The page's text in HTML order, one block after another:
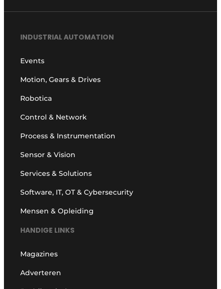
INDUSTRIAL AUTOMATION
Events
Motion, Gears & Drives
Robotica
Control & Network
Process & Instrumentation
Sensor & Vision
Services & Solutions
Software, IT, OT & Cybersecurity
Mensen & Opleiding
HANDIGE LINKS
Magazines
Adverteren